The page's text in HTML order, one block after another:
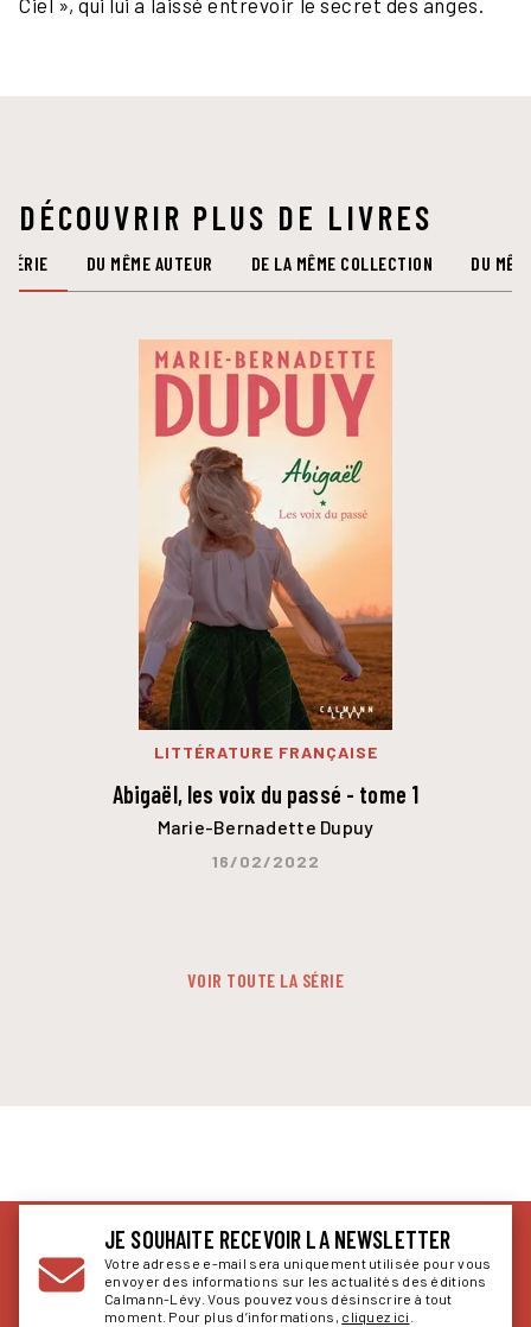
DÉCOUVRIR PLUS DE LIVRES
SÉRIE DU MÊME AUTEUR DE LA MÊME COLLECTION DU
LITTÉRATURE FRANÇAISE
Abigaël, les voix du passé - tome 1
Marie-Bernadette Dupuy
16/02/2022
VOIR TOUTE LA SÉRIE
JE SOUHAITE RECEVOIR LA NEWSLETTER
Votre adresse e-mail sera uniquement utilisée pour vous
envoyer des informations sur les actualités des éditions
Calmann-Lévy. Vous pouvez vous désinscrire à tout
moment. Pour plus d’informations, cliquez ici